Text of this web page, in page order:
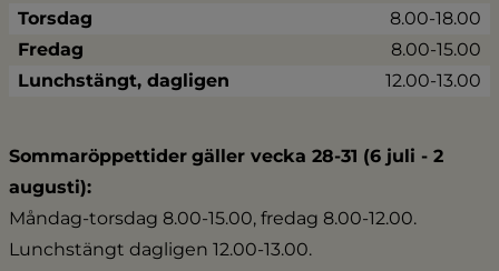
Torsdag
8.00-18.00
Fredag
8.00-15.00
Lunchstängt, dagligen
12.00-13.00
Sommaröppettider gäller vecka 28-31 (6 juli - 2
augusti):
Måndag-torsdag 8.00-15.00, fredag 8.00-12.00.
Lunchstängt dagligen 12.00-13.00.